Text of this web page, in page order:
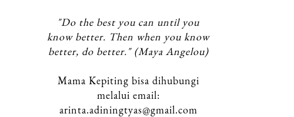
"Do the best you can until you
know better. Then when you know
better, do better." (Maya Angelou)
Mama Kepiting bisa dihubungi
melalui email:
arinta.adiningtyas@gmail.com